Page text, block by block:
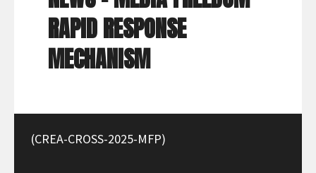
RAPID RESPONSE
MECHANISM
(CREA-CROSS-2025-MFP)